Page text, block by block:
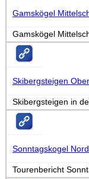
Gamskögel
Gamskögel
Skibergsteigen
Skibergsteigen in
Sonntagskogel
Tourenbericht